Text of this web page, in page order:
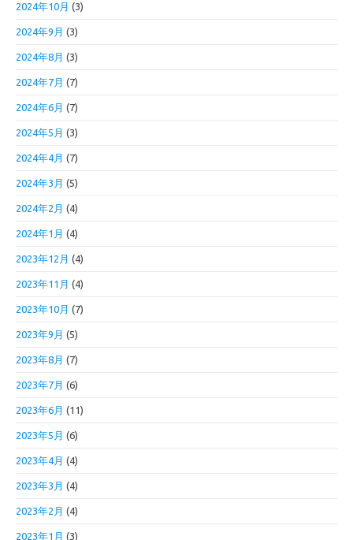
2024年10月 (3)
2024年9月 (3)
2024年8月 (3)
2024年7月 (7)
2024年6月 (7)
2024年5月 (3)
2024年4月 (7)
2024年3月 (5)
2024年2月 (4)
2024年1月 (4)
2023年12月 (4)
2023年11月 (4)
2023年10月 (7)
2023年9月 (5)
2023年8月 (7)
2023年7月 (6)
2023年6月 (11)
2023年5月 (6)
2023年4月 (4)
2023年3月 (4)
2023年2月 (4)
2023年1月 (3)